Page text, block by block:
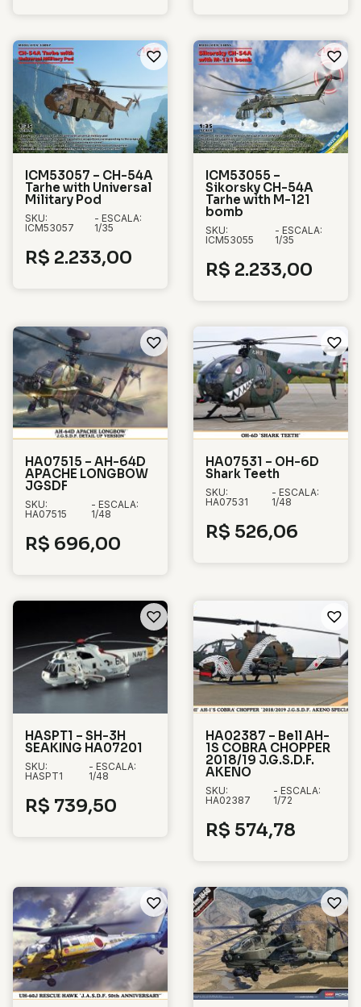
ICM53057 – CH-54A
Tarhe with Universal
Military Pod
SKU:
ICM53057
- ESCALA:
1/35
R$ 2.233,00
ICM53055 –
Sikorsky CH-54A
Tarhe with M-121
bomb
SKU:
ICM53055
- ESCALA:
1/35
R$ 2.233,00
HA07515 – AH-64D
APACHE LONGBOW
JGSDF
SKU:
HA07515
- ESCALA:
1/48
R$ 696,00
HA07531 – OH-6D
Shark Teeth
SKU:
HA07531
- ESCALA:
1/48
R$ 526,06
HASPT1 – SH-3H
SEAKING HA07201
SKU:
HASPT1
- ESCALA:
1/48
R$ 739,50
HA02387 – Bell AH-
1S COBRA CHOPPER
2018/19 J.G.S.D.F.
AKENO
SKU:
HA02387
- ESCALA:
1/72
R$ 574,78